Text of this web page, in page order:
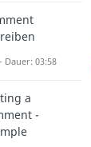
Infos
Beitrag:
Video
Comment
Dauer: 03:58
a
-